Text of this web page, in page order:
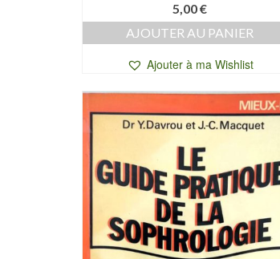
5,00€
AJOUTER AU PANIER
Ajouter à ma Wishlist